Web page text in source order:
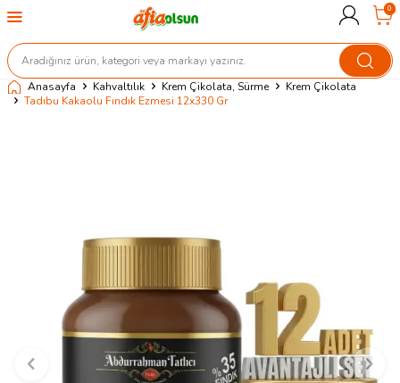
0
Anasayfa Kahvaltılık Krem Çikolata, Sürme
Krem Çikolata
Tadıbu Kakaolu Fındık Ezmesi 12x330 Gr